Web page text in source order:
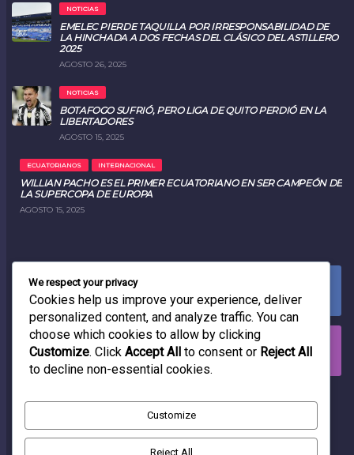
NOTICIAS
EMELEC PIERDE TAQUILLA POR IRRESPONSABILIDAD DE
LA HINCHADA A DOS FECHAS DEL CLÁSICO DEL ASTILLERO
2025
AGOSTO 26, 2025
NOTICIAS
BOTAFOGO SUFRIÓ, PERO LIGA DE QUITO PERDIÓ EN LA
LIBERTADORES
AGOSTO 15, 2025
ECUATORIANOS INTERNACIONAL
WILLIAN PACHO ES EL PRIMER ECUATORIANO EN SER CAMPEÓN DE
LA SUPERCOPA DE EUROPA
AGOSTO 15, 2025
FACEBOOK
0LIKES
INSTAGRAM
0FOLLOWERS
RADIO
We respect your privacy
Cookies help us improve your experience, deliver
personalized content, and analyze traffic. You can
choose which cookies to allow by clicking
Customize. Click Accept All to consent or Reject All
to decline non-essential cookies.
Customize
Reject All